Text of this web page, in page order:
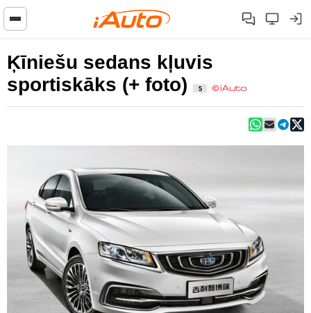
Ķīniešu sedans kļuvis
sportiskāks (+ foto)
5